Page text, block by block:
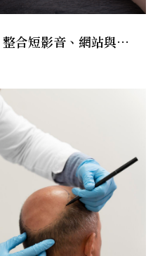
合短影音、網站與
的數位行銷內容